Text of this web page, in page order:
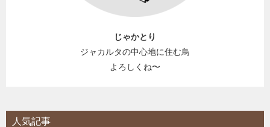
じゃかとり
ジャカルタの中心地に住む鳥
よろしくね〜
人気記事